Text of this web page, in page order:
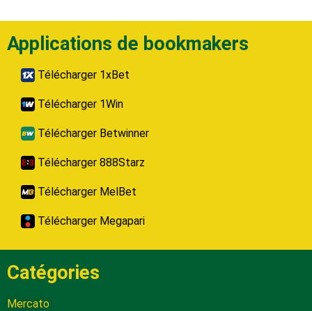
Applications de bookmakers
Télécharger 1xBet
Télécharger 1Win
Télécharger Betwinner
Télécharger 888Starz
Télécharger MelBet
Télécharger Megapari
Catégories
Mercato